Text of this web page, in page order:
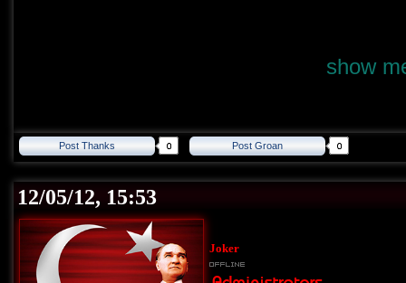
show
Post Thanks Post Groan
12/05/12, 15:53
Joker